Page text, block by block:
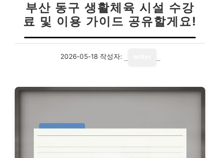
부산 동구 생활체육 시설 수강
료 및 이용 가이드 공유할게요!
2026-05-18 작성자: